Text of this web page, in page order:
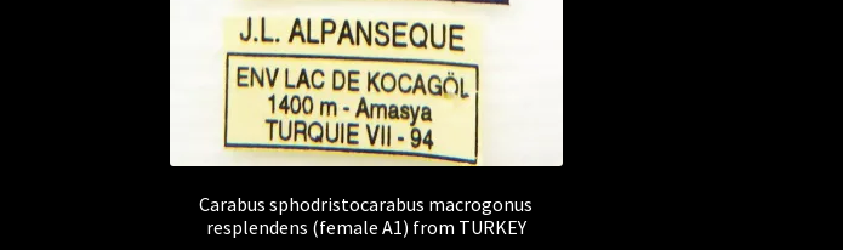
Carabus sphodristocarabus macrogonus
resplendens (female A1) from TURKEY